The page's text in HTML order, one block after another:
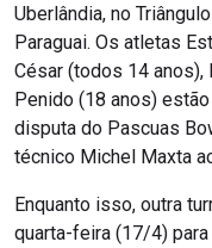
Uberlândia, no
Paraguai. Os atletas
César (todos 14 anos),
Penido (18 anos)
disputa do Pascuas
técnico Michel Maxta
Enquanto isso, outra
quarta-feira (17/4)